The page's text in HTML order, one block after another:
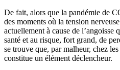
De fait, alors que la pandémie de
des moments où la tension
actuellement à cause de l’angoisse
santé et au risque, fort grand, de
se trouve que, par malheur, chez
constitue un élément déclencheur.